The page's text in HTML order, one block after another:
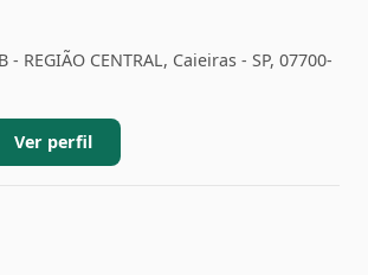
REGIÃO CENTRAL, Caieiras - SP, 07700-
Ver perfil